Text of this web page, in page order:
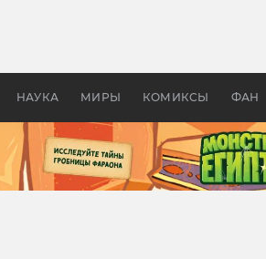
НАУКА МИРЫ КОМИКСЫ ФАН
бы «Властелина колец»